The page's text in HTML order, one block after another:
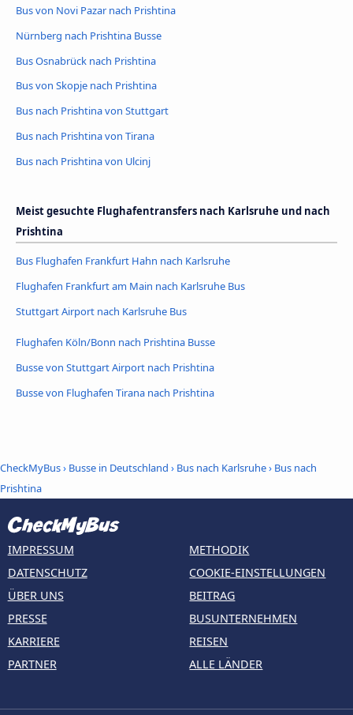
Bus von Novi Pazar nach Prishtina
Nürnberg nach Prishtina Busse
Bus Osnabrück nach Prishtina
Bus von Skopje nach Prishtina
Bus nach Prishtina von Stuttgart
Bus nach Prishtina von Tirana
Bus nach Prishtina von Ulcinj
Meist gesuchte Flughafentransfers nach Karlsruhe und nach
Prishtina
Bus Flughafen Frankfurt Hahn nach Karlsruhe
Flughafen Frankfurt am Main nach Karlsruhe Bus
Stuttgart Airport nach Karlsruhe Bus
Flughafen Köln/Bonn nach Prishtina Busse
Busse von Stuttgart Airport nach Prishtina
Busse von Flughafen Tirana nach Prishtina
CheckMyBus› Busse in Deutschland › Bus nach Karlsruhe› Bus nach
Prishtina
IMPRESSUM
DATENSCHUTZ
ÜBER UNS
PRESSE
KARRIERE
PARTNER
METHODIK
COOKIE-EINSTELLUNGEN
BEITRAG
BUSUNTERNEHMEN
REISEN
ALLE LÄNDER